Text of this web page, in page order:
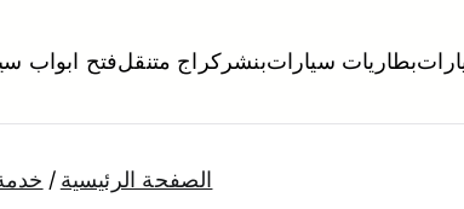
اطارات عجلات تصليح وصيانة سيارات امام المنزل
بطاريات سياراتبنشر كراج متنقلفتح ابواب
الصفحة الرئيسية